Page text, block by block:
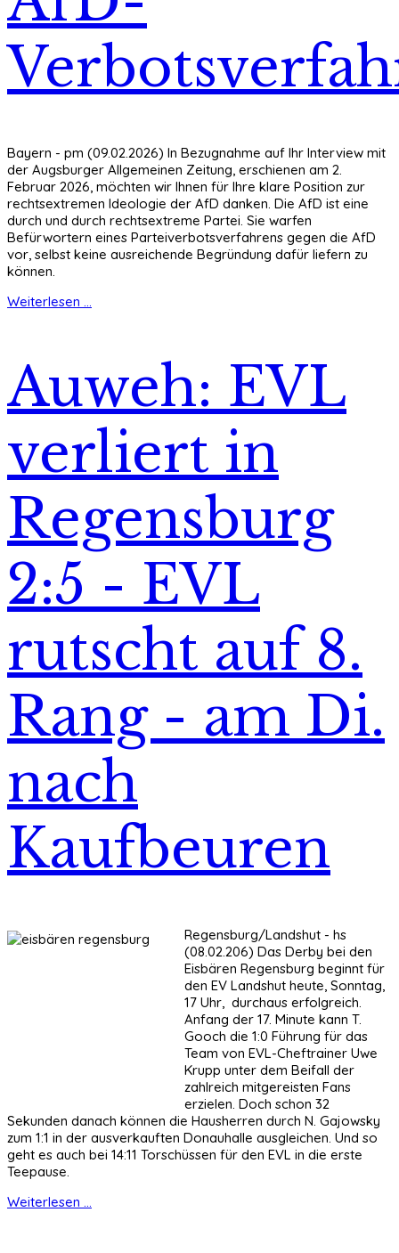
Bayern - pm (09.02.2026) In Bezugnahme auf Ihr Interview mit
der Augsburger Allgemeinen Zeitung, erschienen am 2.
Februar 2026, möchten wir Ihnen für Ihre klare Position zur
rechtsextremen Ideologie der AfD danken. Die AfD ist eine
durch und durch rechtsextreme Partei. Sie warfen
Befürwortern eines Parteiverbotsverfahrens gegen die AfD
vor, selbst keine ausreichende Begründung dafür liefern zu
können.
Weiterlesen ...
Auweh: EVL
verliert in
Regensburg
2:5 - EVL
rutscht auf 8.
Rang - am Di.
nach
Kaufbeuren
Regensburg/Landshut - hs
(08.02.206) Das Derby bei den
Eisbären Regensburg beginnt für
den EV Landshut heute, Sonntag,
17 Uhr, durchaus erfolgreich.
Anfang der 17. Minute kann T.
Gooch die 1:0 Führung für das
Team von EVL-Cheftrainer Uwe
Krupp unter dem Beifall der
zahlreich mitgereisten Fans
erzielen. Doch schon 32
Sekunden danach können die Hausherren durch N. Gajowsky
zum 1:1 in der ausverkauften Donauhalle ausgleichen. Und so
geht es auch bei 14:11 Torschüssen für den EVL in die erste
Teepause.
Weiterlesen ...